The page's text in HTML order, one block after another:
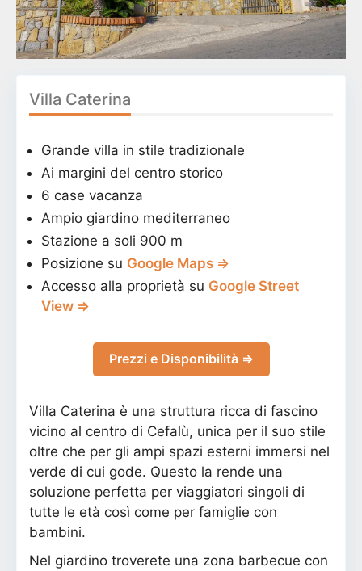
Villa Caterina
Grande villa in stile tradizionale
Ai margini del centro storico
6 case vacanza
Ampio giardino mediterraneo
Stazione a soli 900 m
Posizione su Google Maps ⇒
Accesso alla proprietà su Google Street
View ⇒
Prezzi e Disponibilità ⇒
Villa Caterina è una struttura ricca di fascino
vicino al centro di Cefalù, unica per il suo stile
oltre che per gli ampi spazi esterni immersi nel
verde di cui gode. Questo la rende una
soluzione perfetta per viaggiatori singoli di
tutte le età così come per famiglie con
bambini.
Nel giardino troverete una zona barbecue con